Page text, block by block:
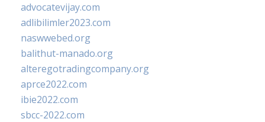
advocatevijay.com
adlibilimler2023.com
naswwebed.org
balithut-manado.org
alteregotradingcompany.org
aprce2022.com
ibie2022.com
sbcc-2022.com